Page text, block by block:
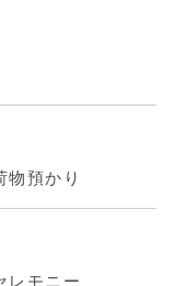
預かり
モニー